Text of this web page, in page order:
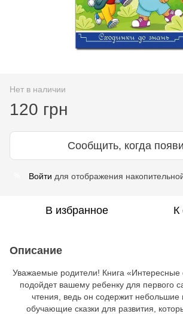
Нет в наличии
120 грн
Сообщить, когда
Войти для отображения
В избранное К
Описание
Уважаемые родители! Книга «Интересные
подойдет вашему ребенку для первого
чтения, ведь он содержит небольшие
обучающие сказки для развития,